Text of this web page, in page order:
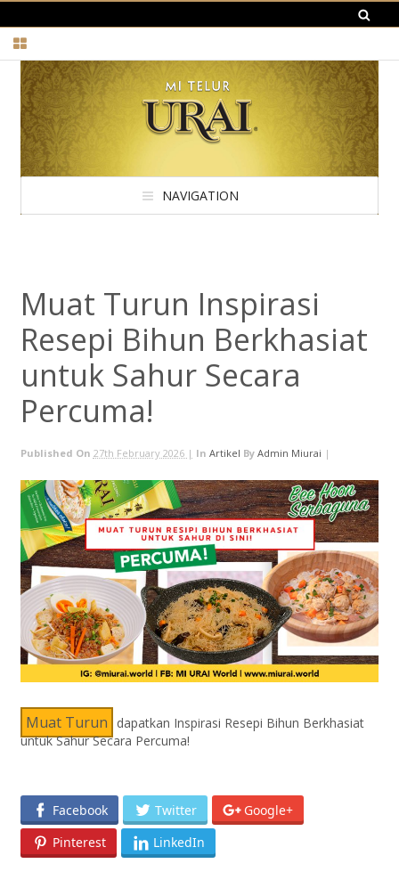
NAVIGATION
Muat Turun Inspirasi
Resepi Bihun Berkhasiat
untuk Sahur Secara
Percuma!
Published On 27th February 2026 | In Artikel By Admin Miurai |
Muat Turun
dapatkan Inspirasi Resepi Bihun Berkhasiat
untuk Sahur Secara Percuma!
Facebook Twitter
Google+
Pinterest
LinkedIn